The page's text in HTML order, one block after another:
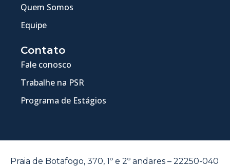
Quem Somos
Equipe
Contato
Fale conosco
Trabalhe na PSR
Programa de Estágios
Praia de Botafogo, 370, 1º e 2º andares – 22250-040